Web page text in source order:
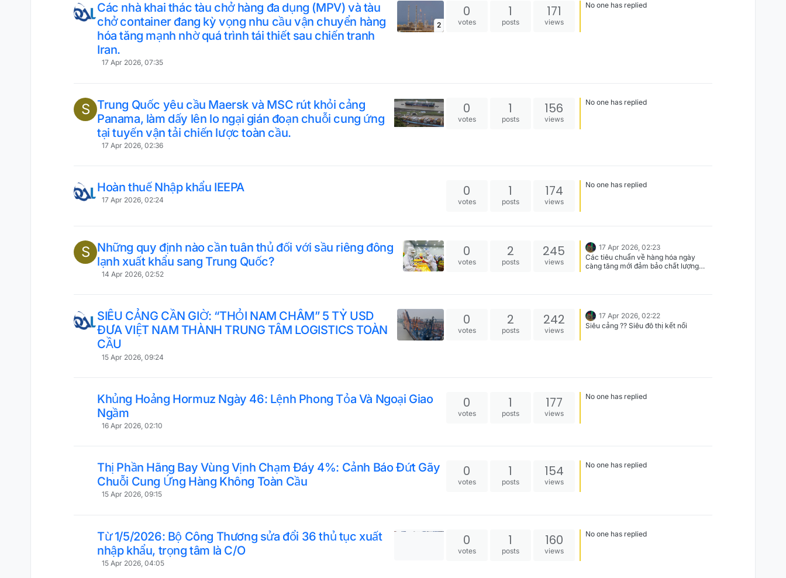
Các nhà khai thác tàu chở hàng đa dụng (MPV) và tàu
chở container đang kỳ vọng nhu cầu vận chuyển hàng
hóa tăng mạnh nhờ quá trình tái thiết sau chiến tranh
Iran.
17 Apr 2026, 07:35
2
0
votes
1
posts
171
views
No one has replied
S Trung Quốc yêu cầu Maersk và MSC rút khỏi cảng
Panama, làm dấy lên lo ngại gián đoạn chuỗi cung ứng
tại tuyến vận tải chiến lược toàn cầu.
17 Apr 2026, 02:36
0
votes
1
posts
156
views
No one has replied
Hoàn thuế Nhập khẩu IEEPA
17 Apr 2026, 02:24
0
votes
1
posts
174
views
No one has replied
S Những quy định nào cần tuân thủ đối với sầu riêng đông
lạnh xuất khẩu sang Trung Quốc?
14 Apr 2026, 02:52
0
votes
2
posts
245
views
17 Apr 2026, 02:23
Các tiêu chuẩn về hàng hóa ngày
càng tăng mới đảm bảo chất lượng
SIÊU CẢNG CẦN GIỜ: “THỎI NAM CHÂM” 5 TỶ USD
ĐƯA VIỆT NAM THÀNH TRUNG TÂM LOGISTICS TOÀN
CẦU
15 Apr 2026, 09:24
0
votes
2
posts
242
views
17 Apr 2026, 02:22
Siêu cảng ?? Siêu đô thị kết nối
Khủng Hoảng Hormuz Ngày 46: Lệnh Phong Tỏa Và Ngoại Giao
Ngầm
16 Apr 2026, 02:10
0
votes
1
posts
177
views
No one has replied
Thị Phần Hãng Bay Vùng Vịnh Chạm Đáy 4%: Cảnh Báo Đứt Gãy
Chuỗi Cung Ứng Hàng Không Toàn Cầu
15 Apr 2026, 09:15
0
votes
1
posts
154
views
No one has replied
Từ 1/5/2026: Bộ Công Thương sửa đổi 36 thủ tục xuất
nhập khẩu, trọng tâm là C/O
15 Apr 2026, 04:05
0
votes
1
posts
160
views
No one has replied